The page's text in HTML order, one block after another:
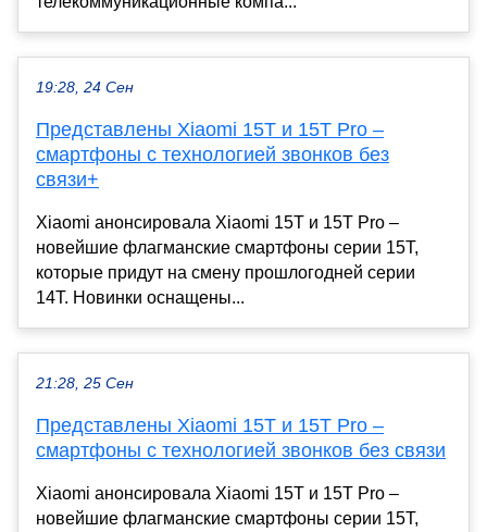
19:28, 24 Сен
Представлены Xiaomi 15T и 15T Pro –
смартфоны с технологией звонков без
связи+
Xiaomi анонсировала Xiaomi 15T и 15T Pro –
новейшие флагманские смартфоны серии 15T,
которые придут на смену прошлогодней серии
14T. Новинки оснащены...
21:28, 25 Сен
Представлены Xiaomi 15T и 15T Pro –
смартфоны с технологией звонков без связи
Xiaomi анонсировала Xiaomi 15T и 15T Pro –
новейшие флагманские смартфоны серии 15T,